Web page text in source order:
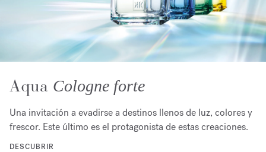
Aqua Cologne forte
Una invitación a evadirse a destinos llenos de luz, colores y
frescor. Este último es el protagonista de estas creaciones.
DESCUBRIR